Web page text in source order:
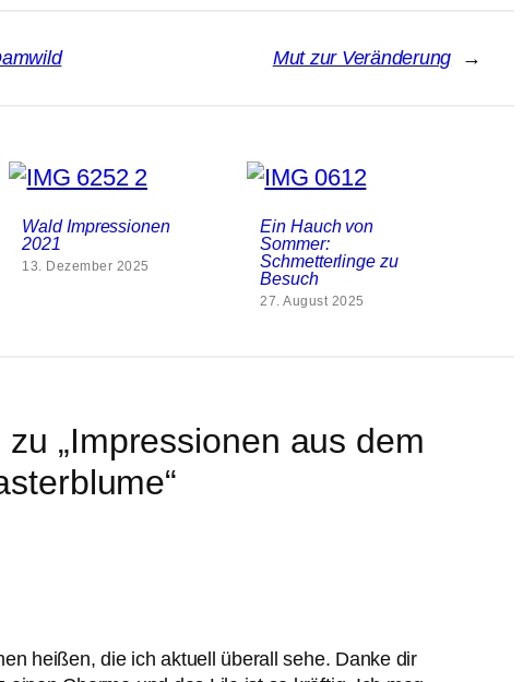
Mut zur Veränderung →
Wald Impressionen
2021
13. Dezember 2025
Ein Hauch von
Sommer:
Schmetterlinge zu
Besuch
27. August 2025
„Impressionen aus dem
heißen, die ich aktuell überall sehe. Danke dir